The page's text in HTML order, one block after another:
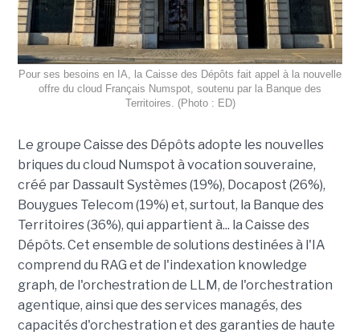
Pour ses besoins en IA, la Caisse des Dépôts fait appel à la nouvelle
offre du cloud Français Numspot, soutenu par la Banque des
Territoires. (Photo : ED)
Le groupe Caisse des Dépôts adopte les nouvelles
briques du cloud Numspot à vocation souveraine,
créé par Dassault Systèmes (19%), Docapost (26%),
Bouygues Telecom (19%) et, surtout, la Banque des
Territoires (36%), qui appartient à... la Caisse des
Dépôts. Cet ensemble de solutions destinées à l'IA
comprend du RAG et de l'indexation knowledge
graph, de l'orchestration de LLM, de l'orchestration
agentique, ainsi que des services managés, des
capacités d'orchestration et des garanties de haute